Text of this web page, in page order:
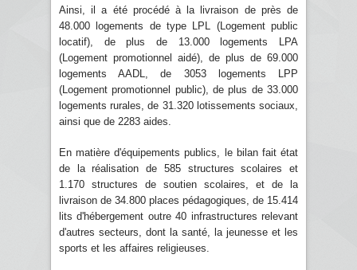
Ainsi, il a été procédé à la livraison de près de
48.000 logements de type LPL (Logement public
locatif), de plus de 13.000 logements LPA
(Logement promotionnel aidé), de plus de 69.000
logements AADL, de 3053 logements LPP
(Logement promotionnel public), de plus de 33.000
logements rurales, de 31.320 lotissements sociaux,
ainsi que de 2283 aides.
En matière d'équipements publics, le bilan fait état
de la réalisation de 585 structures scolaires et
1.170 structures de soutien scolaires, et de la
livraison de 34.800 places pédagogiques, de 15.414
lits d'hébergement outre 40 infrastructures relevant
d'autres secteurs, dont la santé, la jeunesse et les
sports et les affaires religieuses.